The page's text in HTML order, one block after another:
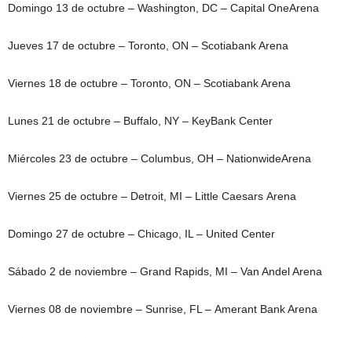
Domingo 13 de octubre – Washington, DC – Capital OneArena
Jueves 17 de octubre – Toronto, ON – Scotiabank Arena
Viernes 18 de octubre – Toronto, ON – Scotiabank Arena
Lunes 21 de octubre – Buffalo, NY – KeyBank Center
Miércoles 23 de octubre – Columbus, OH – NationwideArena
Viernes 25 de octubre – Detroit, MI – Little Caesars Arena
Domingo 27 de octubre – Chicago, IL – United Center
Sábado 2 de noviembre – Grand Rapids, MI – Van Andel Arena
Viernes 08 de noviembre – Sunrise, FL – Amerant Bank Arena